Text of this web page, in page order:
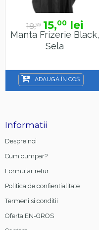
18,99 15,00 lei
Manta Frizerie Black,
Sela
ADAUGĂ ÎN COȘ
Informatii
Despre noi
Cum cumpar?
Formular retur
Politica de confientialitate
Termeni si conditii
Oferta EN-GROS